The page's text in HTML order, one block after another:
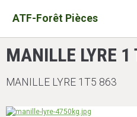
ATF-Forêt Pièces
MANILLE LYRE
MANILLE LYRE 1T5 863